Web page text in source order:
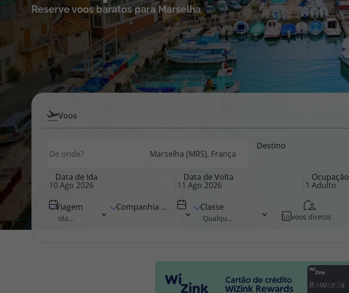
Hotéis
Voos + Hotel
Pacotes de Férias
Disneyland ® Paris
Promoções
Especialistas
Blog TopViagens
Reserve voos baratos para Marselha
Pesquisar
por
Voos
Voos
Destino
Data de Ida Data de Volta Ocupação
Viagem Companhia Aérea Classe
Só voos diretos